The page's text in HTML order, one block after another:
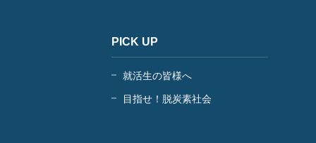
PICK UP
就活生の皆様へ
目指せ！脱炭素社会